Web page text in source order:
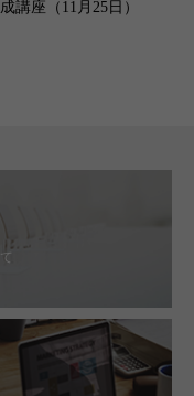
講座（11月25日）